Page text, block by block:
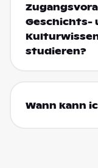
Geschichts-
studieren?
Wann kann